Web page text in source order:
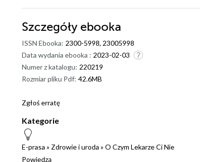
Szczegóły ebooka
ISSN Ebooka: 2300-5998, 23005998
Data wydania ebooka : 2023-02-03
Numer z katalogu: 220219
Rozmiar pliku Pdf: 42.6MB
Zgłoś erratę
Kategorie
E-prasa » Zdrowie i uroda » O Czym Lekarze Ci Nie
Powiedzą